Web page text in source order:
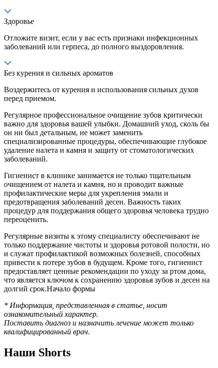
Здоровье
Отложите визит, если у вас есть признаки инфекционных
заболеваний или герпеса, до полного выздоровления.
Без курения и сильных ароматов
Воздержитесь от курения и использования сильных духов
перед приемом.
Регулярное профессиональное очищение зубов критически
важно для здоровья вашей улыбки. Домашний уход, сколь бы
он ни был детальным, не может заменить
специализированные процедуры, обеспечивающие глубокое
удаление налета и камня и защиту от стоматологических
заболеваний.
Гигиенист в клинике занимается не только тщательным
очищением от налета и камня, но и проводит важные
профилактические меры для укрепления эмали и
предотвращения заболеваний десен. Важность таких
процедур для поддержания общего здоровья человека трудно
переоценить.
Регулярные визиты к этому специалисту обеспечивают не
только поддержание чистоты и здоровья ротовой полости, но
и служат профилактикой возможных болезней, способных
привести к потере зубов в будущем. Кроме того, гигиенист
предоставляет ценные рекомендации по уходу за ртом дома,
что является ключом к сохранению здоровья зубов и десен на
долгий срок.Начало формы
* Информация, представленная в статье, носит
ознакомительный характер.
Поставить диагноз и назначить лечение может только
квалифицированный врач.
Наши Shorts